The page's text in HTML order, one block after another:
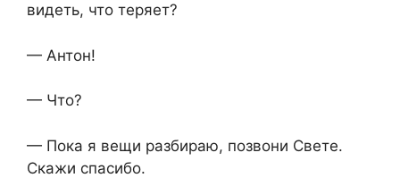
видеть, что теряет?
— Антон!
— Что?
— Пока я вещи разбираю, позвони Свете.
Скажи спасибо.